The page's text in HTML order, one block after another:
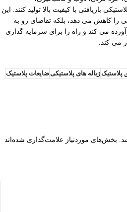
بازیافتی با کیفیت بالا تولید کنند. این
را کاهش می دهد، بلکه تقاضای رو به
می کند و راه را برای سرمایه گذاری
می کند.
پلاستیکزباله های پلاستیکیضایعات پلاستیک
بخش‌های موردنیاز علامت‌گذاری شده‌اند